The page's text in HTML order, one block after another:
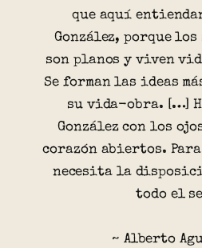
que aquí
González, porque los
son planos y viven
Se forman las ideas
su vida-obra. […]
González con los
corazón abiertos.
necesita la
todo el
~ Alberto